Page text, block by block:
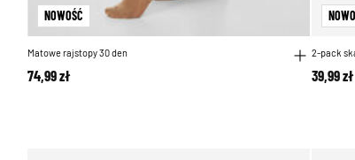
NOWOŚĆ
Matowe rajstopy 30 den
74,99 zł
2-pack
39,99 zł